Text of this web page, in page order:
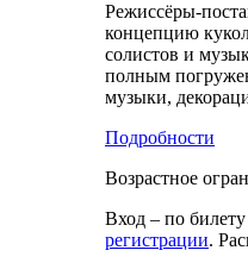
Режиссёры-
концепцию
солистов и
полным
музыки,
Подробности
Возрастное
Вход – по
регистрации.